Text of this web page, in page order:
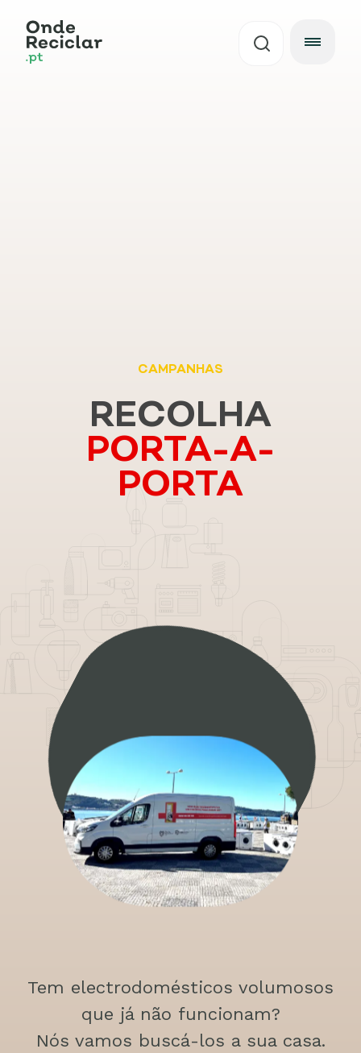
CAMPANHAS
RECOLHA
PORTA-A-
PORTA
Tem electrodomésticos volumosos
que já não funcionam?
Nós vamos buscá-los a sua casa.